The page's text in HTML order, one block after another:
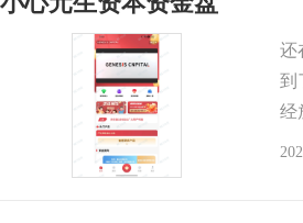
还
到
经
就